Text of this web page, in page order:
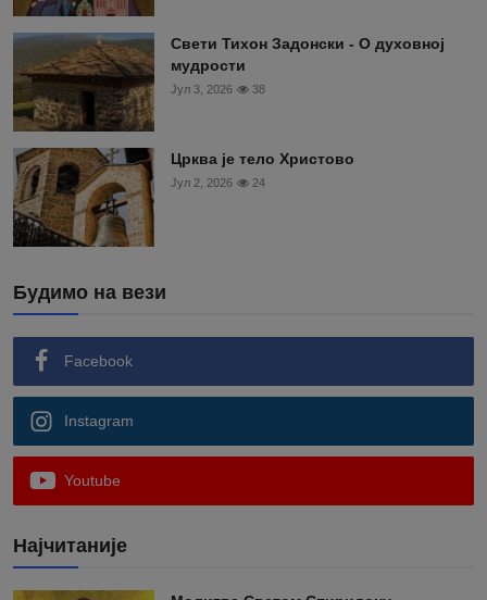
Свети Тихон Задонски - О духовној
мудрости
Јул 3, 2026 38
Црква је тело Христово
Јул 2, 2026 24
Будимо на вези
Facebook
Instagram
Youtube
Најчитаније